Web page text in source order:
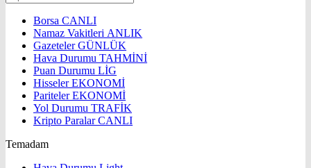
Borsa CANLI
Namaz Vakitleri ANLIK
GazetelerGÜNLÜK
Hava Durumu TAHMİNİ
Puan Durumu LİG
HisselerEKONOMİ
ParitelerEKONOMİ
Yol Durumu TRAFİK
Kripto ParalarCANLI
Temadam